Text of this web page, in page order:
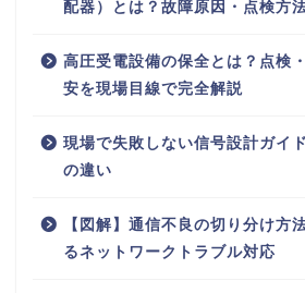
配器）とは？故障原因・点検方
高圧受電設備の保全とは？点検
安を現場目線で完全解説
現場で失敗しない信号設計ガイ
の違い
【図解】通信不良の切り分け方
るネットワークトラブル対応